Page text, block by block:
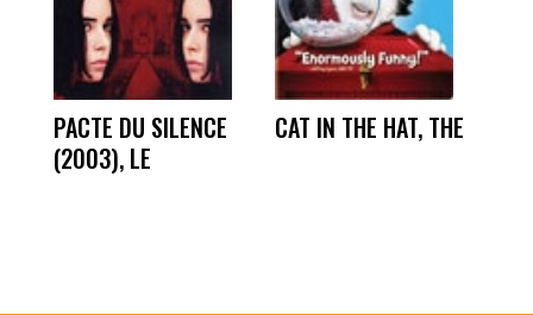
PACTE DU SILENCE
(2003), LE
CAT IN THE HAT, THE